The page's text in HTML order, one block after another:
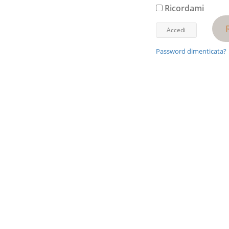
Ricordami
Password dimenticata?